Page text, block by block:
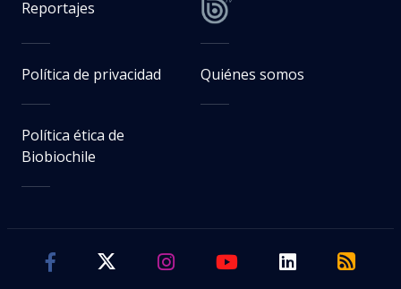
Reportajes
Política de privacidad Quiénes somos
Política ética de
Biobiochile